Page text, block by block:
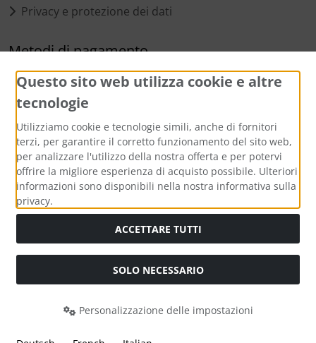
Privacy e protezione dei dati
Metodi di pagamento
Media sociali
corrispondono al prezzo precedente a personalifizierte Baby
© 2026 | Template © 2026 by Karl
Questo sito web utilizza cookie e altre
tecnologie
Utilizziamo cookie e tecnologie simili, anche di fornitori
terzi, per garantire il corretto funzionamento del sito web,
per analizzare l'utilizzo della nostra offerta e per potervi
offrire la migliore esperienza di acquisto possibile. Ulteriori
informazioni sono disponibili nella nostra informativa sulla
privacy.
ACCETTARE TUTTI
SOLO NECESSARIO
Personalizzazione delle impostazioni